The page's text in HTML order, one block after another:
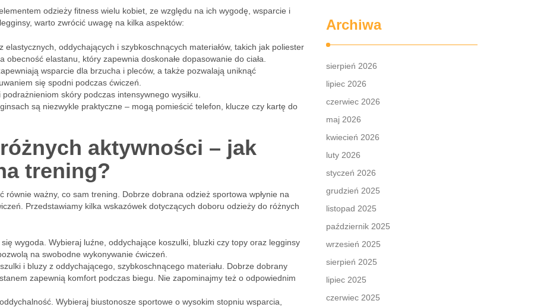
odzieży fitness wielu kobiet, ze względu na ich wygodę, wsparcie i
warto zwrócić uwagę na kilka aspektów:
elastycznych, oddychających i szybkoschnących materiałów, takich jak poliester
elastanu, który zapewnia doskonałe dopasowanie do ciała.
wsparcie dla brzucha i pleców, a także pozwalają uniknąć
się spodni podczas ćwiczeń.
skóry podczas intensywnego wysiłku.
są niezwykle praktyczne – mogą pomieścić telefon, klucze czy kartę do
aktywności – jak
trening?
ważny, co sam trening. Dobrze dobrana odzież sportowa wpłynie na
Przedstawiamy kilka wskazówek dotyczących doboru odzieży do różnych
wygoda. Wybieraj luźne, oddychające koszulki, bluzki czy topy oraz legginsy
na swobodne wykonywanie ćwiczeń.
i bluzy z oddychającego, szybkoschnącego materiału. Dobrze dobrany
zapewnią komfort podczas biegu. Nie zapominajmy też o odpowiednim
Wybieraj biustonosze sportowe o wysokim stopniu wsparcia,
Archiwa
sierpień 2026
lipiec 2026
czerwiec 2026
maj 2026
kwiecień 2026
luty 2026
styczeń 2026
grudzień 2025
listopad 2025
październik 2025
wrzesień 2025
sierpień 2025
lipiec 2025
czerwiec 2025